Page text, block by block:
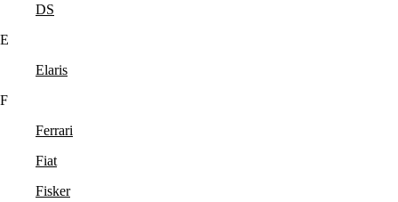
DS
E
Elaris
F
Ferrari
Fiat
Fisker